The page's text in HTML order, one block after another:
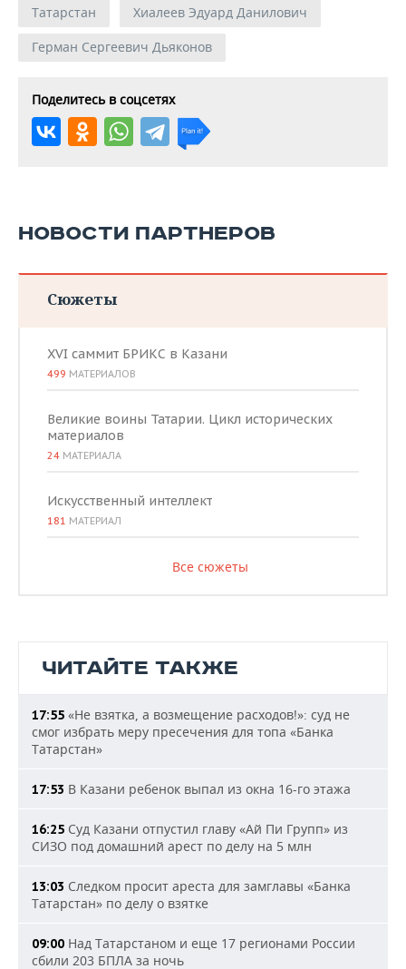
Татарстан
Хиалеев Эдуард Данилович
Герман Сергеевич Дьяконов
Поделитесь в соцсетях
НОВОСТИ ПАРТНЕРОВ
Сюжеты
XVI саммит БРИКС в Казани
499 МАТЕРИАЛОВ
Великие воины Татарии. Цикл исторических
материалов
24 МАТЕРИАЛА
Искусственный интеллект
181 МАТЕРИАЛ
Все сюжеты
ЧИТАЙТЕ ТАКЖЕ
17:55 «Не взятка, а возмещение расходов!»: суд не
смог избрать меру пресечения для топа «Банка
Татарстан»
17:53 В Казани ребенок выпал из окна 16-го этажа
16:25 Суд Казани отпустил главу «Ай Пи Групп» из
СИЗО под домашний арест по делу на 5 млн
13:03 Следком просит ареста для замглавы «Банка
Татарстан» по делу о взятке
09:00 Над Татарстаном и еще 17 регионами России
сбили 203 БПЛА за ночь